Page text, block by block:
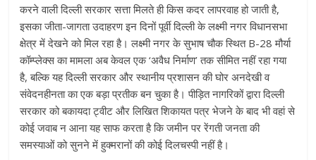
करने वाली दिल्ली सरकार सत्ता मिलते ही किस कदर लापरवाह हो जाती है,
इसका जीता-जागता उदाहरण इन दिनों पूर्वी दिल्ली के लक्ष्मी नगर विधानसभा
क्षेत्र में देखने को मिल रहा है। लक्ष्मी नगर के सुभाष चौक स्थित B-28 मौर्या
कॉम्प्लेक्स का मामला अब केवल एक ‘अवैध निर्माण’ तक सीमित नहीं रहा गया
है, बल्कि यह दिल्ली सरकार और स्थानीय प्रशासन की घोर अनदेखी व
संवेदनहीनता का एक बड़ा प्रतीक बन चुका है। पीड़ित नागरिकों द्वारा दिल्ली
सरकार को बकायदा ट्वीट और लिखित शिकायत पत्र भेजने के बाद भी वहां से
कोई जवाब न आना यह साफ करता है कि जमीन पर रेंगती जनता की
समस्याओं को सुनने में हुक्मरानों की कोई दिलचस्पी नहीं है।